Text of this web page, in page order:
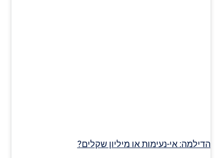
הדילמה: אי-נעימות או מיליון שקלים?